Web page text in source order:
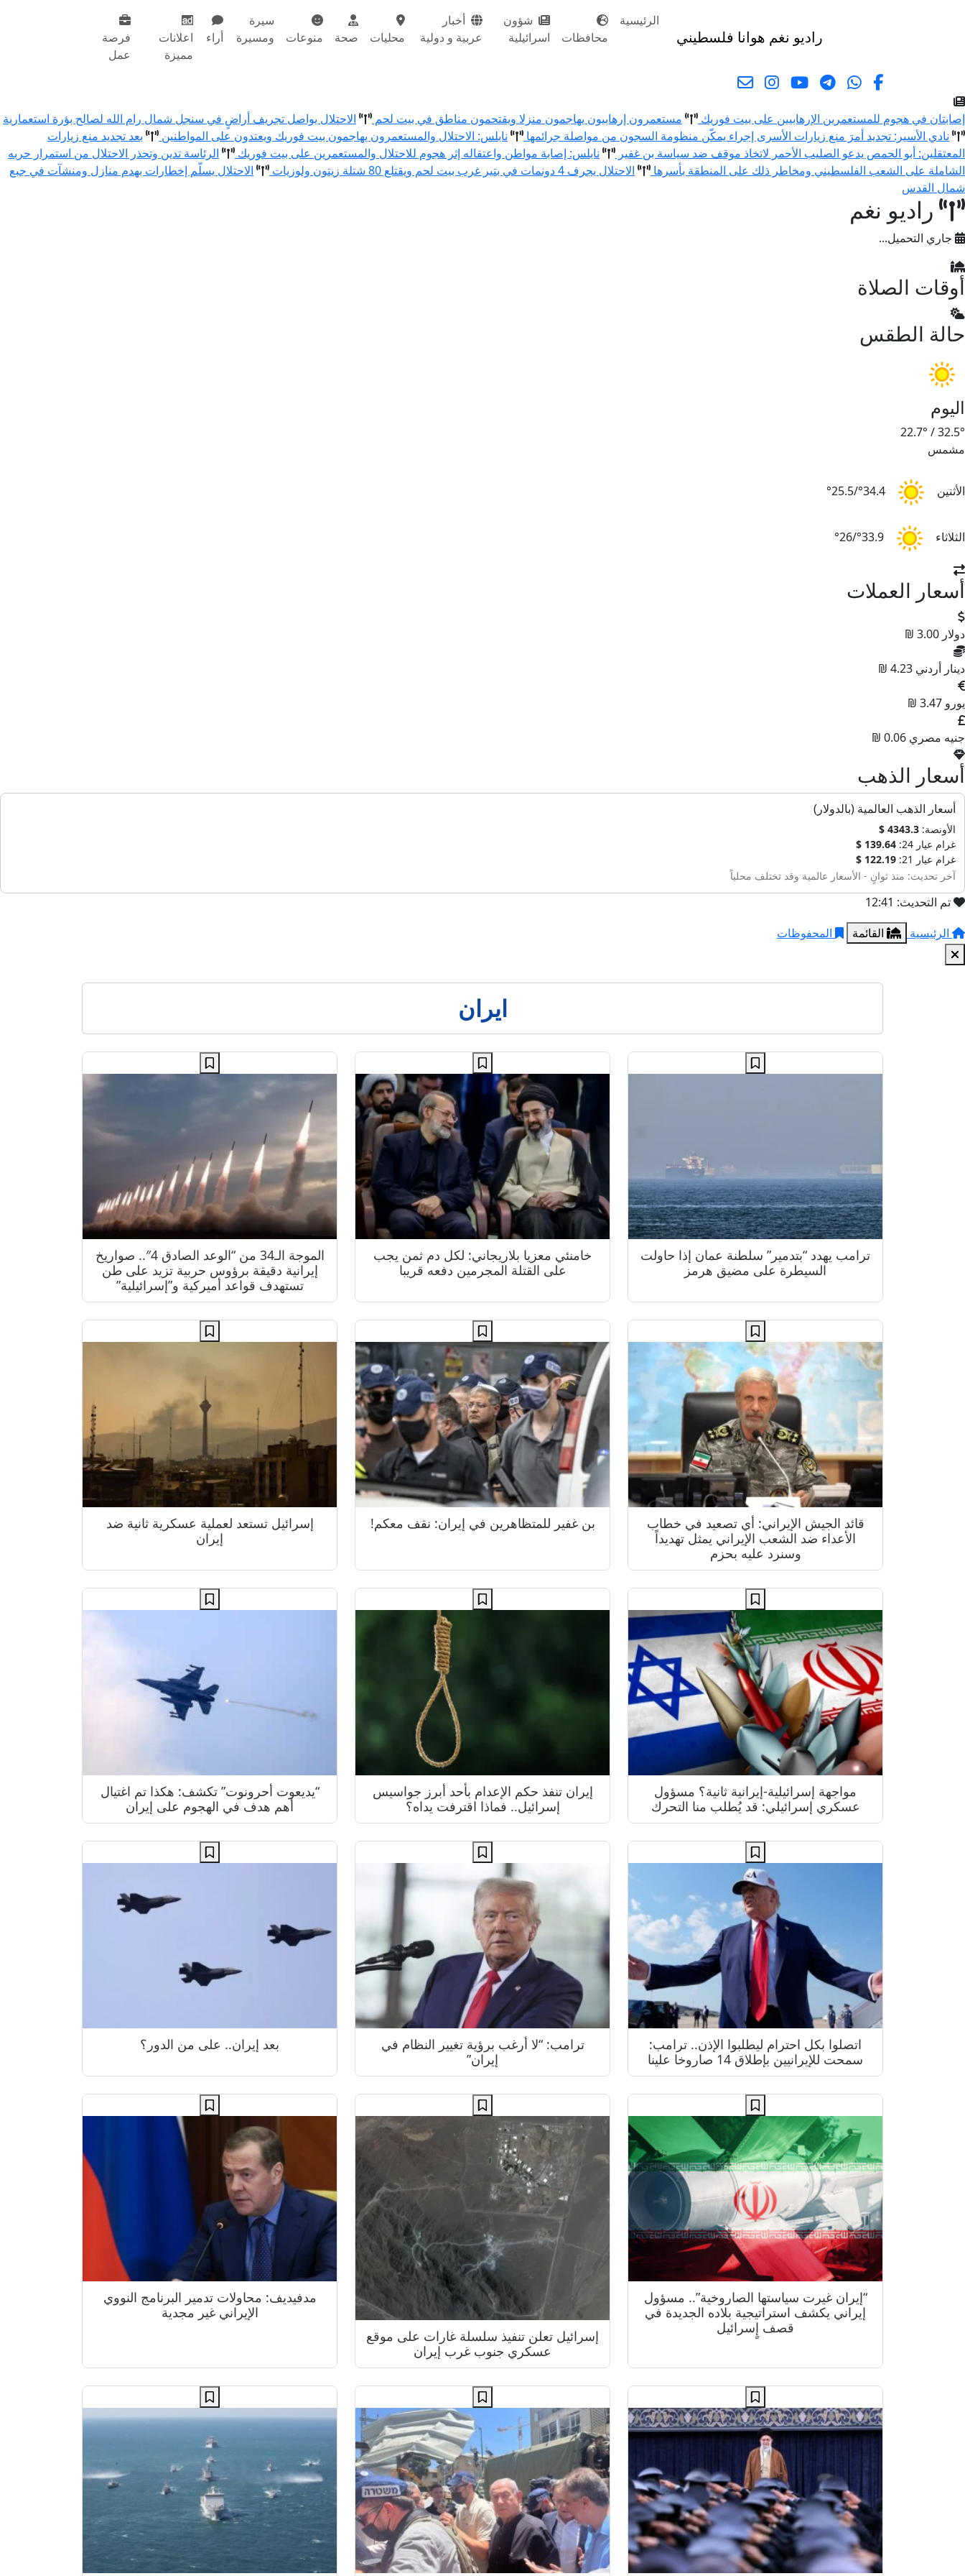
راديو نغم هوانا فلسطيني
الرئيسية
محافظات
شؤون
اسرائيلية
أخبار
عربية و دولية
محليات صحة منوعات
سيرة
ومسيرة
أراء
اعلانات
مميزة
فرصة
عمل
إصابتان في هجوم للمستعمرين الإرهابيين على بيت فوريك مستعمرون إرهابيون يهاجمون منزلا ويقتحمون مناطق في بيت لحم
الاحتلال يواصل تجريف أراضٍ في سنجل شمال رام الله لصالح بؤرة استعمارية
نادي الأسير: تجديد أمرَ منع زيارات الأسرى إجراء يمكّن منظومة السجون من مواصلة جرائمها
نابلس: الاحتلال والمستعمرون يهاجمون بيت فوريك ويعتدون على المواطنين
بعد تجديد منع زيارات
المعتقلين: أبو الحمص يدعو الصليب الأحمر لاتخاذ موقف ضد سياسة بن غفير
نابلس: إصابة مواطن واعتقاله إثر هجوم للاحتلال والمستعمرين على بيت فوريك
الرئاسة تدين وتحذر الاحتلال من استمرار حربه
الشاملة على الشعب الفلسطيني ومخاطر ذلك على المنطقة بأسرها
الاحتلال يجرف 4 دونمات في بتير غرب بيت لحم ويقتلع 80 شتلة زيتون ولوزيات
الاحتلال يسلّم إخطارات بهدم منازل ومنشآت في جبع
شمال القدس
راديو نغم
جاري التحميل...
أوقات الصلاة
حالة الطقس
اليوم
32.5°
/
22.7°
مشمس
الأثنين 34.4°/25.5°
الثلاثاء 33.9°/26°
أسعار العملات
دولار 3.00 ₪
دينار أردني 4.23 ₪
يورو 3.47 ₪
جنيه مصري 0.06 ₪
أسعار الذهب
أسعار الذهب العالمية (بالدولار)
الأونصة: 4343.3 $
غرام عيار 24:
139.64 $
غرام عيار 21:
122.19 $
آخر تحديث: منذ ثوانٍ - الأسعار عالمية وقد تختلف محلياً
تم التحديث: 12:41
الرئيسية
القائمة المحفوظات
ايران
ترامب يهدد “بتدمير” سلطنة عمان إذا حاولت
السيطرة على مضيق هرمز
خامنئي معزيا بلاريجاني: لكل دم ثمن يجب
على القتلة المجرمين دفعه قريبا
الموجة الـ34 من “الوعد الصادق 4″.. صواريخ
إيرانية دقيقة برؤوس حربية تزيد على طن
تستهدف قواعد أميركية و”إسرائيلية”
قائد الجيش الإيراني: أي تصعيد في خطاب
الأعداء ضد الشعب الإيراني يمثل تهديداً
وسنرد عليه بحزم
بن غفير للمتظاهرين في إيران: نقف معكم!
إسرائيل تستعد لعملية عسكرية ثانية ضد
إيران
مواجهة إسرائيلية-إيرانية ثانية؟ مسؤول
عسكري إسرائيلي: قد يُطلب منا التحرك
إيران تنفذ حكم الإعدام بأحد أبرز جواسيس
إسرائيل.. فماذا اقترفت يداه؟
“يديعوت أحرونوت” تكشف: هكذا تم اغتيال
أهم هدف في الهجوم على إيران
اتصلوا بكل احترام ليطلبوا الإذن.. ترامب:
سمحت للإيرانيين بإطلاق 14 صاروخا علينا
ترامب: “لا أرغب برؤية تغيير النظام في
إيران”
بعد إيران.. على من الدور؟
“إيران غيرت سياستها الصاروخية”.. مسؤول
إيراني يكشف استراتيجية بلاده الجديدة في
قصف إٍسرائيل
إسرائيل تعلن تنفيذ سلسلة غارات على موقع
عسكري جنوب غرب إيران
مدفيديف: محاولات تدمير البرنامج النووي
الإيراني غير مجدية